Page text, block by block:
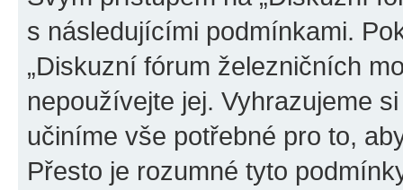
s následujícími podmínkami.
„Diskuzní fórum železničních
nepoužívejte jej. Vyhrazujeme
učiníme vše potřebné pro to,
Přesto je rozumné tyto